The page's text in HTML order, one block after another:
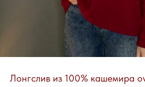
Лонгслив из 100% кашемира